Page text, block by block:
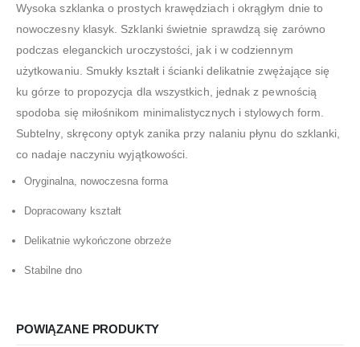
Wysoka szklanka o prostych krawędziach i okrągłym dnie to
nowoczesny klasyk. Szklanki świetnie sprawdzą się zarówno
podczas eleganckich uroczystości, jak i w codziennym
użytkowaniu. Smukły kształt i ścianki delikatnie zwężające się
ku górze to propozycja dla wszystkich, jednak z pewnością
spodoba się miłośnikom minimalistycznych i stylowych form.
Subtelny, skręcony optyk zanika przy nalaniu płynu do szklanki,
co nadaje naczyniu wyjątkowości.
Oryginalna, nowoczesna forma
Dopracowany kształt
Delikatnie wykończone obrzeże
Stabilne dno
POWIĄZANE PRODUKTY